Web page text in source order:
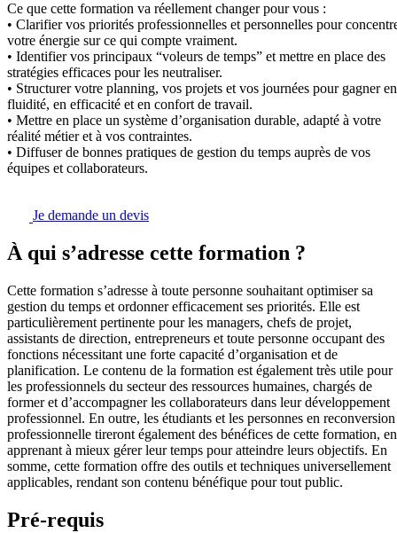
Ce que cette formation va réellement changer pour vous :
• Clarifier vos priorités professionnelles et personnelles pour
votre énergie sur ce qui compte vraiment.
• Identifier vos principaux “voleurs de temps” et mettre en place des
stratégies efficaces pour les neutraliser.
• Structurer votre planning, vos projets et vos journées pour gagner en
fluidité, en efficacité et en confort de travail.
• Mettre en place un système d’organisation durable, adapté à votre
réalité métier et à vos contraintes.
• Diffuser de bonnes pratiques de gestion du temps auprès de vos
équipes et collaborateurs.
Je demande un devis
À qui s’adresse cette formation ?
Cette formation s’adresse à toute personne souhaitant optimiser sa
gestion du temps et ordonner efficacement ses priorités. Elle est
particulièrement pertinente pour les managers, chefs de projet,
assistants de direction, entrepreneurs et toute personne occupant des
fonctions nécessitant une forte capacité d’organisation et de
planification. Le contenu de la formation est également très utile pour
les professionnels du secteur des ressources humaines, chargés de
former et d’accompagner les collaborateurs dans leur développement
professionnel. En outre, les étudiants et les personnes en reconversion
professionnelle tireront également des bénéfices de cette formation, en
apprenant à mieux gérer leur temps pour atteindre leurs objectifs. En
somme, cette formation offre des outils et techniques universellement
applicables, rendant son contenu bénéfique pour tout public.
Pré-requis